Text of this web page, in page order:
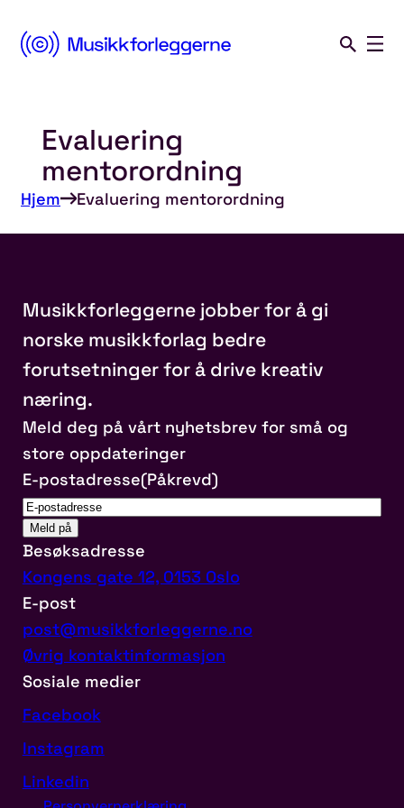
innhold
Norsk
Evaluering
mentorordning
Hjem Evaluering mentorordning
Musikkforleggerne jobber for å gi
norske musikkforlag bedre
forutsetninger for å drive kreativ
næring.
Meld deg på vårt nyhetsbrev for små og
store oppdateringer
E-postadresse(Påkrevd)
Besøksadresse
Kongens gate 12, 0153 Oslo
E-post
post@musikkforleggerne.no
Øvrig kontaktinformasjon
Sosiale medier
Facebook
Instagram
Linkedin